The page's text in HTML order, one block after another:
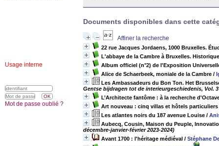
Documents disponibles dans cette
Affiner la recherche
22 rue Jacques Jordaens, 1000 Bruxelles.
L'abbaye de la Cambre à Bruxelles.
Album officiel (n°2) de l'Exposition
Alice de Schaerbeek, moniale de la Cambre /
Les Ambassadeurs du Bon Ton. Het
Gentse bijdragen tot de interieurgeschiedenis, Vol.
L’Architecte fantôme : à la recherche
Art nouveau : cinq villas et hôtels particuliers
Les atlantes noirs du 187 avenue Louise /
Aubecq, Cousin, Maison du Peuple,
décembre-janvier-février 2023-2024)
Avant 1700 : l'héritage médiéval / Stéphane
Usage interne
Mot de passe oublié ?